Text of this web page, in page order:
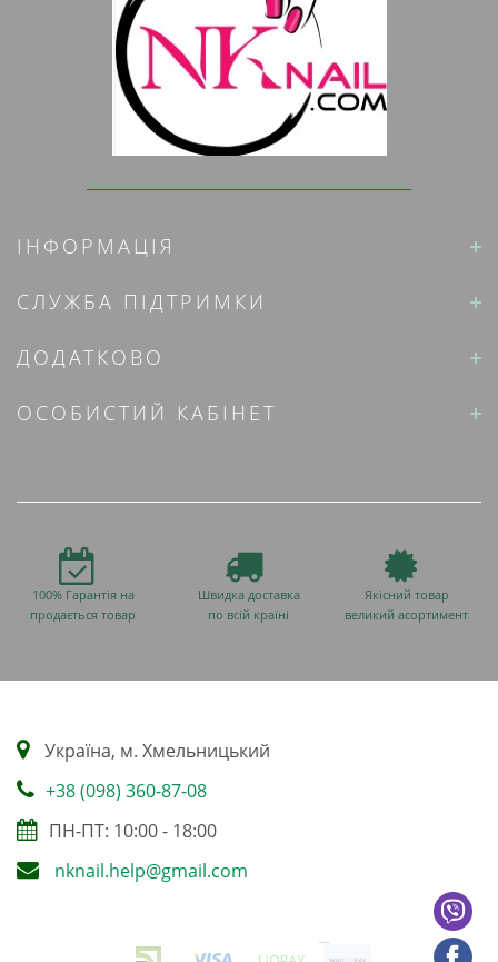
ІНФОРМАЦІЯ
СЛУЖБА ПІДТРИМКИ
ДОДАТКОВО
ОСОБИСТИЙ КАБІНЕТ
100% Гарантія на
продається товар
Швидка доставка
по всій країні
Якісний товар
великий асортимент
Українa, м. Хмельницький
+38 (098) 360-87-08
ПН-ПТ: 10:00 - 18:00
nknail.help@gmail.com